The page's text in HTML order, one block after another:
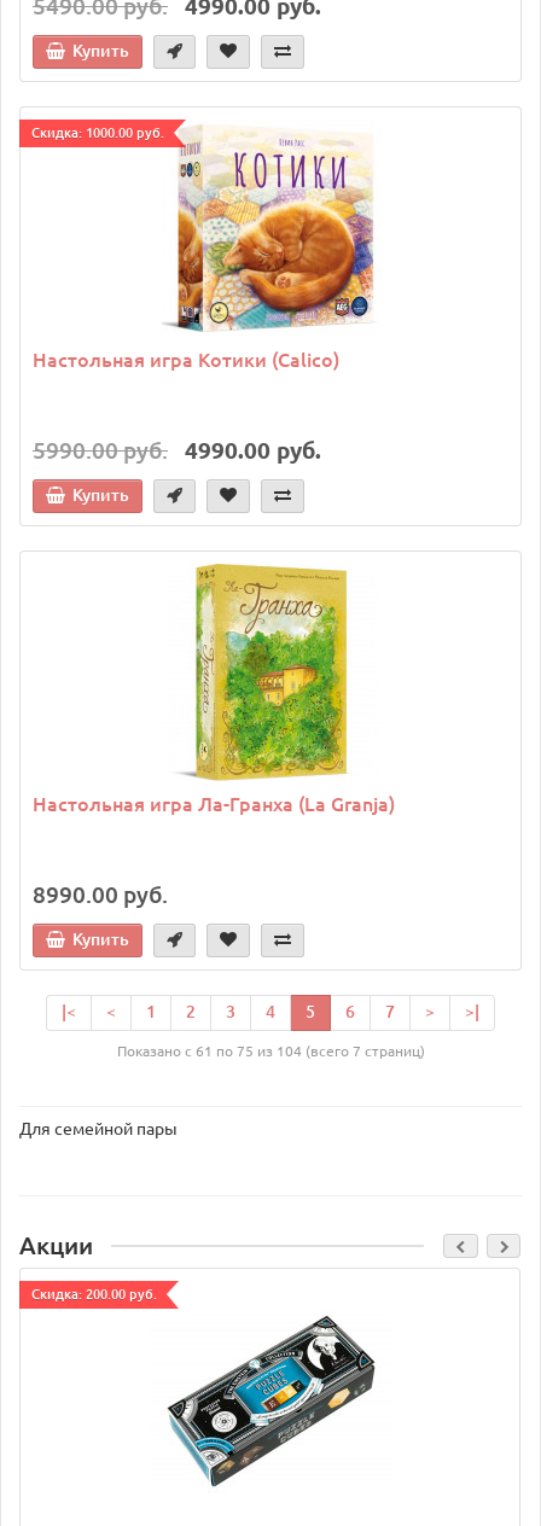
Купить
Cкидка: 1000.00 руб.
Настольная игра Котики (Calico)
5990.00 руб. 4990.00 руб.
Купить
Настольная игра Ла-Гранха (La Granja)
8990.00 руб.
Купить
|< < 1 2 3 4 5 6 7 > >|
Показано с 61 по 75 из 104 (всего 7 страниц)
Для семейной пары
Акции
Cкидка: 200.00 руб.